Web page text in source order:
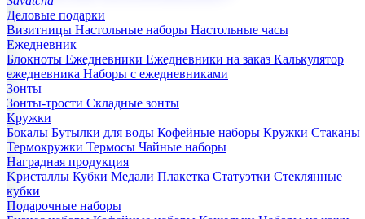
Деловые подарки
Визитницы Настольные наборы Настольные часы
Ежедневник
Блокноты Ежедневники Ежедневники на заказ Калькулятор
ежедневника Наборы с ежедневниками
Зонты
Зонты-трости Складные зонты
Кружки
Бокалы Бутылки для воды Кофейные наборы Кружки Стаканы
Термокружки Термосы Чайные наборы
Наградная продукция
Kристаллы Кубки Медали Плакетка Статуэтки Стеклянные
кубки
Подарочные наборы